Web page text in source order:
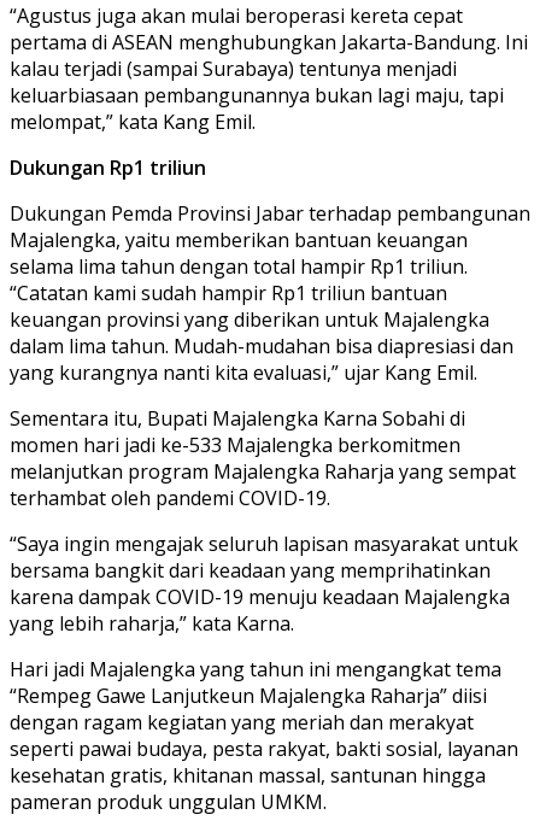
“Agustus juga akan mulai beroperasi kereta cepat
pertama di ASEAN menghubungkan Jakarta-Bandung. Ini
kalau terjadi (sampai Surabaya) tentunya menjadi
keluarbiasaan pembangunannya bukan lagi maju, tapi
melompat,” kata Kang Emil.
Dukungan Rp1 triliun
Dukungan Pemda Provinsi Jabar terhadap pembangunan
Majalengka, yaitu memberikan bantuan keuangan
selama lima tahun dengan total hampir Rp1 triliun.
“Catatan kami sudah hampir Rp1 triliun bantuan
keuangan provinsi yang diberikan untuk Majalengka
dalam lima tahun. Mudah-mudahan bisa diapresiasi dan
yang kurangnya nanti kita evaluasi,” ujar Kang Emil.
Sementara itu, Bupati Majalengka Karna Sobahi di
momen hari jadi ke-533 Majalengka berkomitmen
melanjutkan program Majalengka Raharja yang sempat
terhambat oleh pandemi COVID-19.
“Saya ingin mengajak seluruh lapisan masyarakat untuk
bersama bangkit dari keadaan yang memprihatinkan
karena dampak COVID-19 menuju keadaan Majalengka
yang lebih raharja,” kata Karna.
Hari jadi Majalengka yang tahun ini mengangkat tema
“Rempeg Gawe Lanjutkeun Majalengka Raharja” diisi
dengan ragam kegiatan yang meriah dan merakyat
seperti pawai budaya, pesta rakyat, bakti sosial, layanan
kesehatan gratis, khitanan massal, santunan hingga
pameran produk unggulan UMKM.